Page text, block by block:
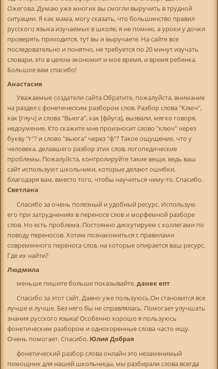
Ожегова. Думаю уже многих вы смогли выручить в трудной
ситуации. Я как мама, могу сказать, что большинство правил
русского языка изучаемых в школе, я не помню, а уроки у дочки
проверять приходится, тут вы и выручаете. На сайте все
последовательно и понятно, не требуется по 20 минут изучать
словари, это в целом экономит и мое время, и время ребенка.
Большое вам спасибо!
Анастасия
Уважаемые создатели сайта.Обратите, пожалуйста, внимание
на раздел с фонетическим разбором слов. Разбор слова "Ключ",
как [глуч] и слова "Вьюга", как [фйуга], вызвали, мягко говоря,
недоумение. Кто скажите мне произносит слово "ключ" через
букву "г"? и слово "вьюга" через "ф"? Такое ощущение, что у
человека, делавшего разбор этих слов, логопедические
проблемы. Пожалуйста, контролируйте такие вещи, ведь ваш
сайт используют школьники, которые делают ошибки,
благодаря вам, вместо того, чтобы научиться чему-то. Спасибо.
Светлана
Спасибо за очень полезный и удобный ресурс. Использую
его при затруднениях в переносе слов и морфемной разборе
слов. Но есть проблема. Постоянно дискутируем с коллегами по
поводу переносов. Хотим познакомиться с правилами
современного переноса слов, на которые опирается ваш ресурс.
Где их найти?
Людмила
меньше пишите больше показывайте.данек епт
Спасибо за этот сайт. Давно уже пользуюсь.Он становится все
лучше и лучше. Без него бы не справлялась. Помогает улучшать
знания русского языка! Особенно хорошо я пользуюсь
фонетическим разбором и однокоренные слова часто ищу.
Очень помогает. Спасибо. Юлия Добрая
фонетический разбор слова онлайн это незаменимый
помощник для нашей школьницы, мы разбирали слова всегда